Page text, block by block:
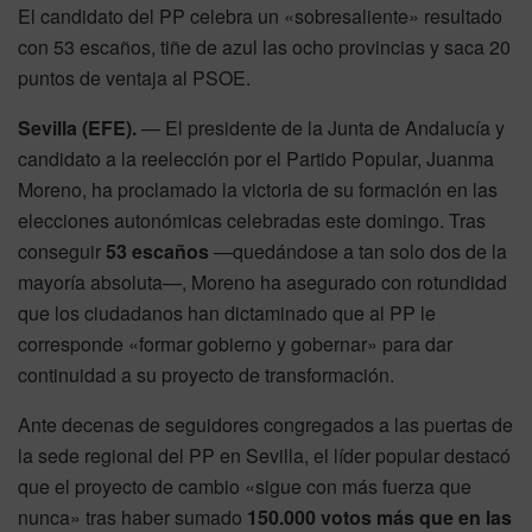
El candidato del PP celebra un «sobresaliente» resultado
con 53 escaños, tiñe de azul las ocho provincias y saca 20
puntos de ventaja al PSOE.
Sevilla (EFE).— El presidente de la Junta de Andalucía y
candidato a la reelección por el Partido Popular, Juanma
Moreno, ha proclamado la victoria de su formación en las
elecciones autonómicas celebradas este domingo. Tras
conseguir53 escaños —quedándose a tan solo dos de la
mayoría absoluta—, Moreno ha asegurado con rotundidad
que los ciudadanos han dictaminado que al PP le
corresponde «formar gobierno y gobernar» para dar
continuidad a su proyecto de transformación.
Ante decenas de seguidores congregados a las puertas de
la sede regional del PP en Sevilla, el líder popular destacó
que el proyecto de cambio «sigue con más fuerza que
nunca» tras haber sumado 150.000 votos más que en las